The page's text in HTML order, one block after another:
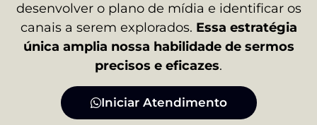
desenvolver o plano de mídia e identificar os
canais a serem explorados. Essa estratégia
única amplia nossa habilidade de sermos
precisos e eficazes.
Iniciar Atendimento